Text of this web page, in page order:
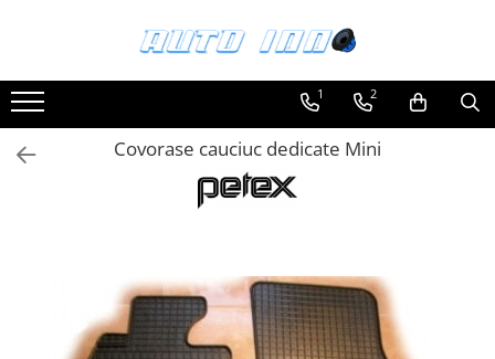
Montaj Sisteme Audio Auto
Accesorii interior
Covorase cauciuc auto dedicate
Odorizant Auto
Plase portbagaj
Tavite portbagaj auto
1 2
Covorase cauciuc dedicate Mini